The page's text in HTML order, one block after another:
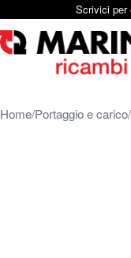
Salta al contenuto
Scrivici per
Home Portaggio e carico